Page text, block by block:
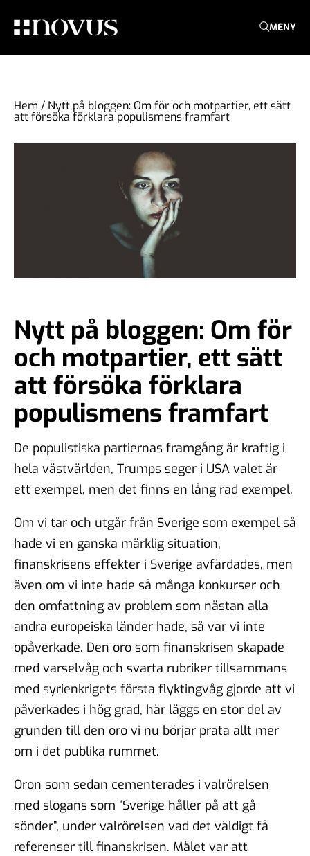
MENY
Hem / Nytt på bloggen: Om för och motpartier, ett sätt
att försöka förklara populismens framfart
Nytt på bloggen: Om för
och motpartier, ett sätt
att försöka förklara
populismens framfart
De populistiska partiernas framgång är kraftig i
hela västvärlden, Trumps seger i USA valet är
ett exempel, men det finns en lång rad exempel.
Om vi tar och utgår från Sverige som exempel så
hade vi en ganska märklig situation,
finanskrisens effekter i Sverige avfärdades, men
även om vi inte hade så många konkurser och
den omfattning av problem som nästan alla
andra europeiska länder hade, så var vi inte
opåverkade. Den oro som finanskrisen skapade
med varselvåg och svarta rubriker tillsammans
med syrienkrigets första flyktingvåg gjorde att vi
påverkades i hög grad, här läggs en stor del av
grunden till den oro vi nu börjar prata allt mer
om i det publika rummet.
Oron som sedan cementerades i valrörelsen
med slogans som ”Sverige håller på att gå
sönder”, under valrörelsen vad det väldigt få
referenser till finanskrisen. Målet var att